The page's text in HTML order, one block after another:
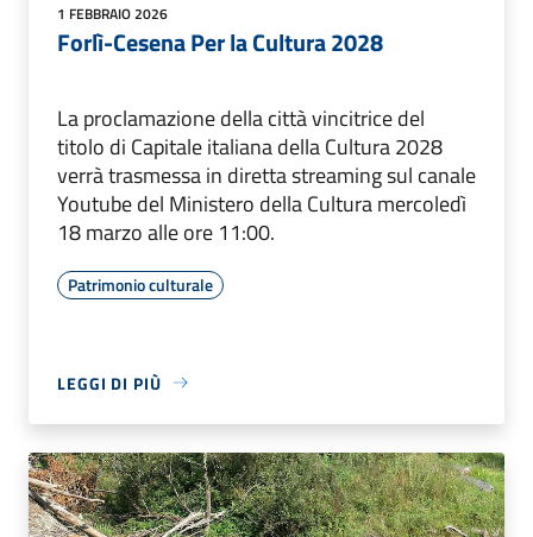
1 FEBBRAIO 2026
Forlì-Cesena Per la Cultura 2028
La proclamazione della città vincitrice del
titolo di Capitale italiana della Cultura 2028
verrà trasmessa in diretta streaming sul canale
Youtube del Ministero della Cultura mercoledì
18 marzo alle ore 11:00.
Patrimonio culturale
LEGGI DI PIÙ